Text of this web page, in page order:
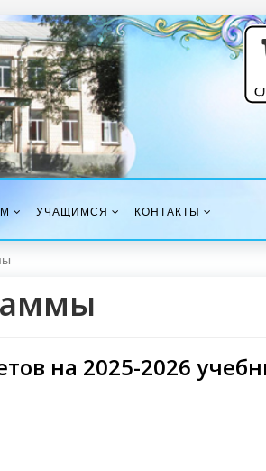
УЧАЩИМСЯ КОНТАКТЫ
на 2025-2026